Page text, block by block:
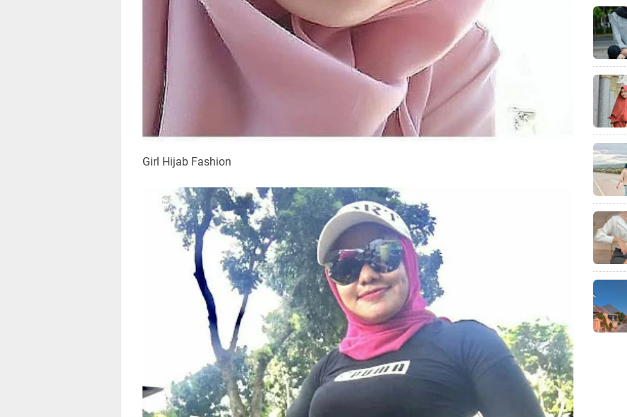
Girl Hijab Fashion